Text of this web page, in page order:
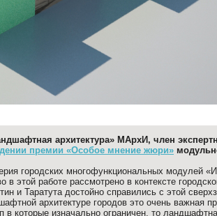
архитектура» МАрхИ, член
премии «Особое мнение жюри»
городских многофункциональных модулей
этой работе рассмотрено в контексте
и Таратута достойно справились с этой
архитектуре городов это очень важная
в которые изначально ограничен, то